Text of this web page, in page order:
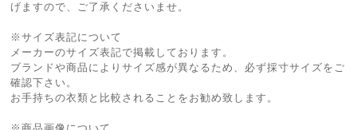
げますので、ご了承くださいませ。
※サイズ表記について
メーカーのサイズ表記で掲載しております。
ブランドや商品によりサイズ感が異なるため、必ず採寸サイズをご
確認下さい。
お手持ちの衣類と比較されることをお勧め致します。